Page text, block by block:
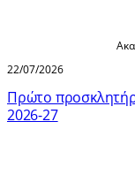
22/07/2026
Πρώτο
2026-27